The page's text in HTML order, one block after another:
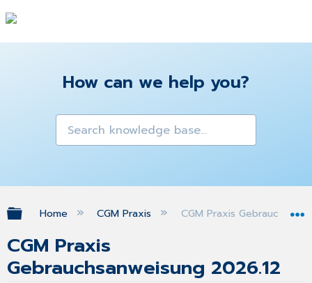
How can we help you?
Expand/collapse global hierarchy
Home CGM Praxis CGM Praxis
CGM Praxis
Gebrauchsanweisung 2026.12